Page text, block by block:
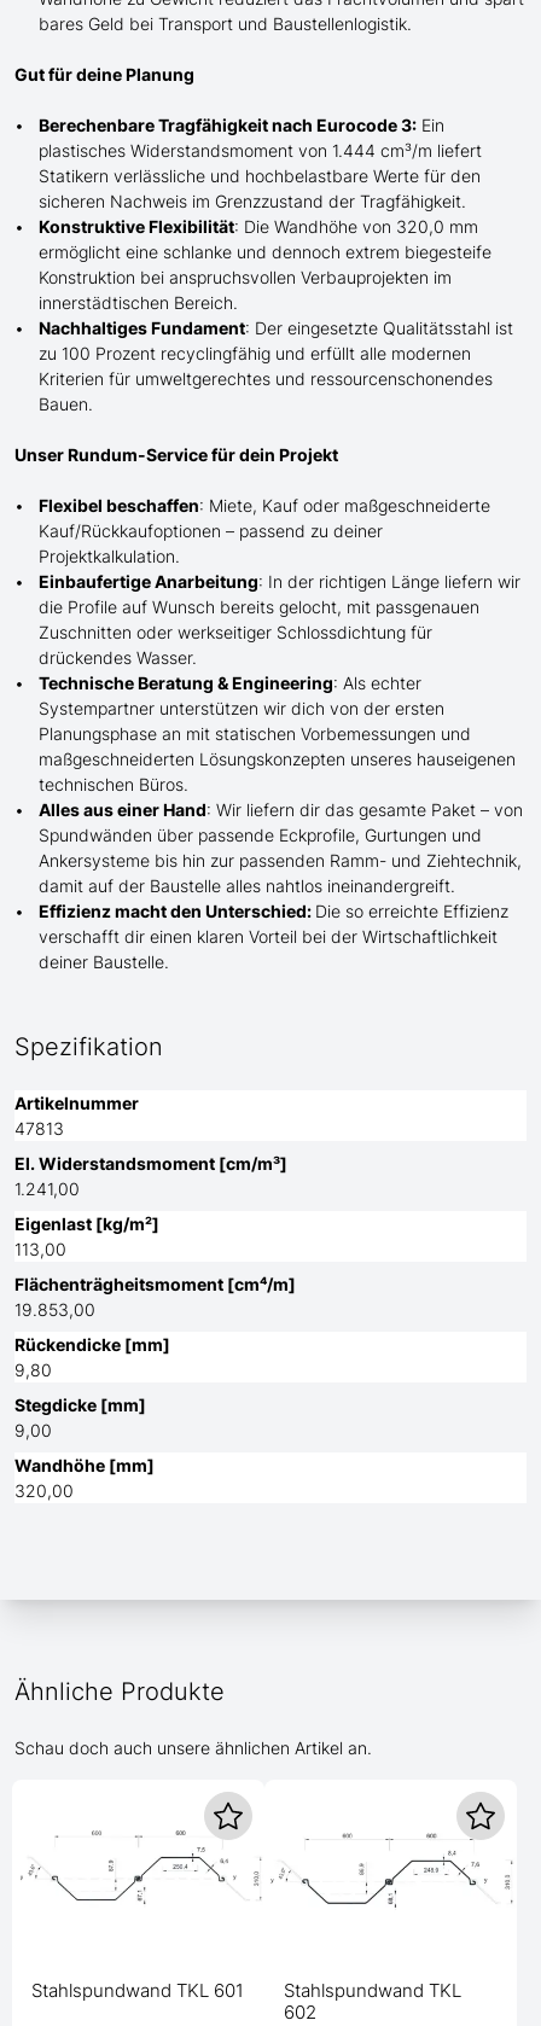
bares Geld bei Transport und Baustellenlogistik.
Gut für deine Planung
Berechenbare Tragfähigkeit nach Eurocode 3: Ein
plastisches Widerstandsmoment von 1.444 cm³/m liefert
Statikern verlässliche und hochbelastbare Werte für den
sicheren Nachweis im Grenzzustand der Tragfähigkeit.
Konstruktive Flexibilität: Die Wandhöhe von 320,0 mm
ermöglicht eine schlanke und dennoch extrem biegesteife
Konstruktion bei anspruchsvollen Verbauprojekten im
innerstädtischen Bereich.
Nachhaltiges Fundament: Der eingesetzte Qualitätsstahl ist
zu 100 Prozent recyclingfähig und erfüllt alle modernen
Kriterien für umweltgerechtes und ressourcenschonendes
Bauen.
Unser Rundum-Service für dein Projekt
Flexibel beschaffen: Miete, Kauf oder maßgeschneiderte
Kauf/Rückkaufoptionen – passend zu deiner
Projektkalkulation.
Einbaufertige Anarbeitung: In der richtigen Länge liefern wir
die Profile auf Wunsch bereits gelocht, mit passgenauen
Zuschnitten oder werkseitiger Schlossdichtung für
drückendes Wasser.
Technische Beratung & Engineering: Als echter
Systempartner unterstützen wir dich von der ersten
Planungsphase an mit statischen Vorbemessungen und
maßgeschneiderten Lösungskonzepten unseres hauseigenen
technischen Büros.
Alles aus einer Hand: Wir liefern dir das gesamte Paket – von
Spundwänden über passende Eckprofile, Gurtungen und
Ankersysteme bis hin zur passenden Ramm- und Ziehtechnik,
damit auf der Baustelle alles nahtlos ineinandergreift.
Effizienz macht den Unterschied: Die so erreichte Effizienz
verschafft dir einen klaren Vorteil bei der Wirtschaftlichkeit
deiner Baustelle.
Spezifikation
Artikelnummer
47813
El. Widerstandsmoment [cm/m³]
1.241,00
Eigenlast [kg/m²]
113,00
Flächenträgheitsmoment [cm⁴/m]
19.853,00
Rückendicke [mm]
9,80
Stegdicke [mm]
9,00
Wandhöhe [mm]
320,00
Ähnliche Produkte
Schau doch auch unsere ähnlichen Artikel an.
Stahlspundwand TKL 601
Stahlspundwand TKL
602